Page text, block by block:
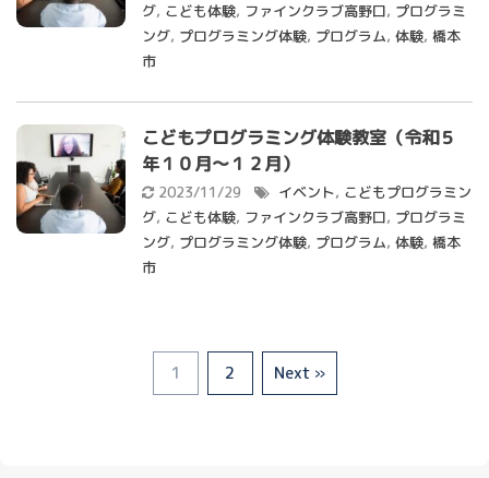
グ, こども体験, ファインクラブ高野口, プログラミ
ング, プログラミング体験, プログラム, 体験, 橋本
市
こどもプログラミング体験教室（令和５
年１０月～１２月）
2023/11/29 イベント, こどもプログラミン
グ, こども体験, ファインクラブ高野口, プログラミ
ング, プログラミング体験, プログラム, 体験, 橋本
市
1 2 Next »